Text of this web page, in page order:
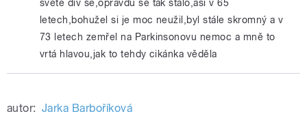
světe div se,opravdu se tak stalo,asi v 65
letech,bohužel si je moc neužil,byl stále skromný a v
73 letech zemřel na Parkinsonovu nemoc a mně to
vrtá hlavou,jak to tehdy cikánka věděla
autor: Jarka Barboříková